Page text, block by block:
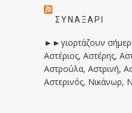
ΣΥΝΑΞΆΡΙ
►►γιορτάζουν
Αστέριος, Αστέρης,
Αστρούλα, Αστρινή,
Αστερινός, Νικάνωρ,